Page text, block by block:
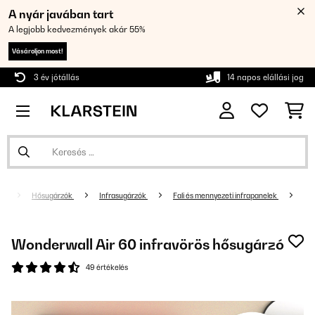
A nyár javában tart
A legjobb kedvezmények akár 55%
Vásároljon most!
3 év jótállás 14 napos elállási jog
Hősugárzók Infrasugárzók Fali és mennyezeti infrapanelek
Wonderwall Air 60 infravörös hősugárzó
49 értékelés